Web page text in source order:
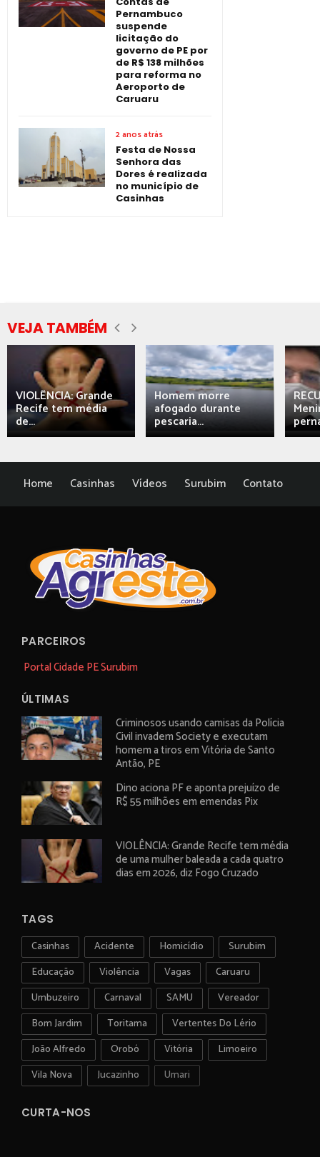
Pernambuco
suspende
licitação do
governo de PE por
de R$ 138 milhões
para reforma no
Aeroporto de
Caruaru
2 anos atrás
Festa de Nossa
Senhora das
Dores é realizada
no município de
Casinhas
VEJA TAMBÉM
VIOLÊNCIA: Grande
Recife tem média
de...
Homem morre
afogado durante
pescaria...
Home Casinhas Vídeos Surubim Contato
PARCEIROS
Portal Cidade PE Surubim
ÚLTIMAS
Criminosos usando camisas da Polícia
Civil invadem Society e executam
homem a tiros em Vitória de Santo
Antão, PE
Dino aciona PF e aponta prejuízo de
R$ 55 milhões em emendas Pix
VIOLÊNCIA: Grande Recife tem média
de uma mulher baleada a cada quatro
dias em 2026, diz Fogo Cruzado
TAGS
Casinhas Acidente Homicídio
Surubim
Educação
Violência Vagas
Caruaru
Umbuzeiro
Carnaval SAMU
Vereador
Bom Jardim
Toritama
Vertentes Do Lério
João Alfredo
Orobó Vitória
Limoeiro
Vila Nova
Jucazinho Umari
CURTA-NOS